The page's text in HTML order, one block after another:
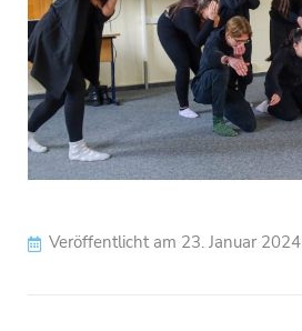
Veröffentlicht am 23. Januar 2024